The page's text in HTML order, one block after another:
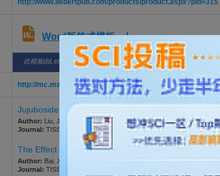
http://www.liebertpub.com/products/product.aspx?pid=315
Word版格式模板
此模板由LetPub整理，仅供参考。开通VIP可免费下载，并享1w+期
http://mc.manuscriptcentral.com/ten
Jujuboside A-Loaded Exosomes Alleviate
Author: Liu, Jing; Zhang, Shuli; Sun, Yi; Gu, Minghao; Liu, Xuedong
Journal: TISSUE ENGINEERING PART A. 2026; Vol. , Issue , pp. -
The Effect of Pore Size on Cell Ingrowth in PLLA/HA
Author: Bai, Xinna; Peng, Shuping; Tang, Zhangui; Shuai, Cijun; He,
Journal: TISSUE ENGINEERING PART A. 2026; Vol. , Issue , pp. -.